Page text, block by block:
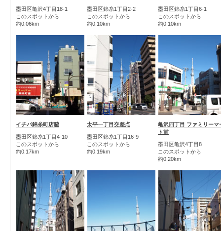
墨田区亀沢4丁目18-1
このスポットから
約0.06km
墨田区錦糸1丁目2-2
このスポットから
約0.10km
墨田区錦糸1丁目6-1
このスポットから
約0.10km
イチバ錦糸町店脇
墨田区錦糸1丁目4-10
このスポットから
約0.17km
太平一丁目交差点
墨田区錦糸1丁目16-9
このスポットから
約0.19km
亀沢四丁目 ファミリーマ
ト前
墨田区亀沢4丁目8
このスポットから
約0.20km